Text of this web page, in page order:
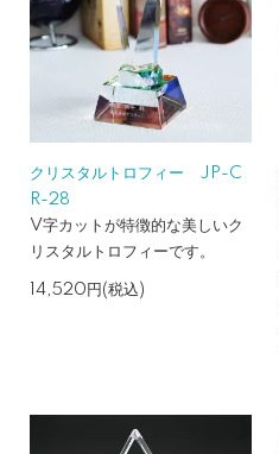
クリスタルトロフィー JP-C
R-28
V字カットが特徴的な美しいク
リスタルトロフィーです。
14,520円(税込)